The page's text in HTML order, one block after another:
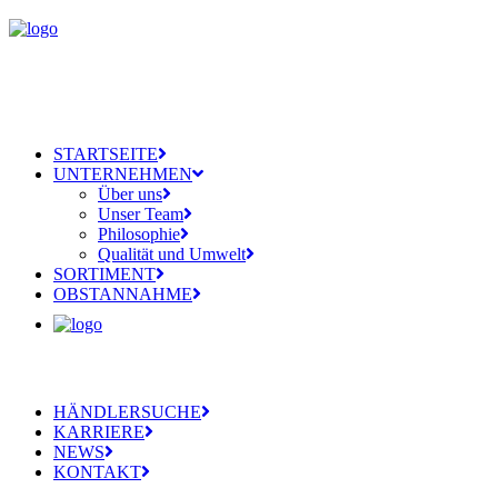
STARTSEITE
UNTERNEHMEN
Über uns
Unser Team
Philosophie
Qualität und Umwelt
SORTIMENT
OBSTANNAHME
HÄNDLERSUCHE
KARRIERE
NEWS
KONTAKT